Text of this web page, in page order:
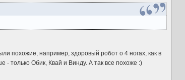
похожие, например, здоровый робот о 4 ногах, как в
только Обик, Квай и Винду. А так все похоже :)